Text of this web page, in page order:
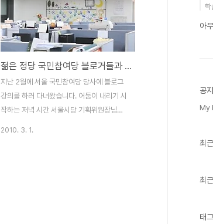
서 다른 웹 서버로 보내는 작은 메시지로, 자
신의 웹 로그에 올려놓은 글을 다른 사람이
알 수 있도록 트랙백 핑을 보낸다. 또한 중앙
서버에 트랙백 핑을 보냄으로써 관련된 모든
글들을 읽을 수 있게 한다. 트랙백을 사용하
기 위해서는 트랙백 URL을 알아야 하고, 다
른 사람들이 트랙백 핑을 보낼 수 있도록 하
기..
젊은 정당 국민참여당 블로거들과 만나다 !
지난 2월에 서울 국민참여당 당사에 블로그
강의를 하러 다녀왔습니다. 어둠이 내리기 시
작하는 저녁 시간 서울시당 기획위원장님과
2010. 3. 1.
학
아
공
My
최
최
태그